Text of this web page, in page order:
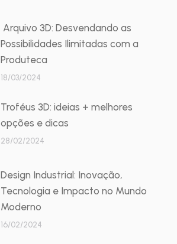
Arquivo 3D: Desvendando as
Possibilidades Ilimitadas com a
Produteca
18/03/2024
Troféus 3D: ideias + melhores
opções e dicas
28/02/2024
Design Industrial: Inovação,
Tecnologia e Impacto no Mundo
Moderno
16/02/2024